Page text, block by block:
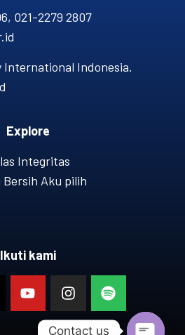
021-2279 2807
Indonesia.
Explore
Integritas
Bersih Aku pilih
Ikuti kami
Contact us